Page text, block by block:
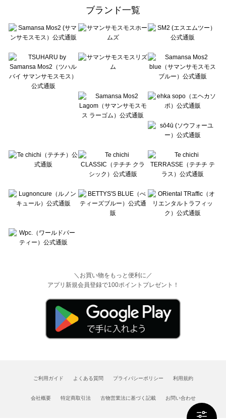
Te chichi（テチチ）の一覧
Te chichi CLASSIC（テチチ クラシック）の一覧
Lugnoncure（ルノンキュール）の一覧
BETTY'S BLUE（べティーズブルー）の一覧
Wpc.（ワールドパーティー）の一覧
ブランド一覧
＼お買い物をもっと便利に／
アプリ新規会員登録で100ポイントプレゼント！
ご利用ガイド よくある質問 プライバシーポリシー 利用規約
会社概要 特定商取引法 古物営業法に基づく記載 お問い合わせ